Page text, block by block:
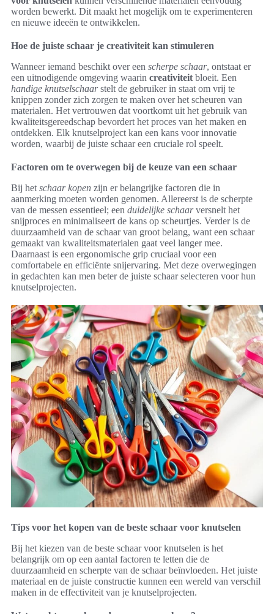
worden bewerkt. Dit maakt het mogelijk om te experimenteren
en nieuwe ideeën te ontwikkelen.
Hoe de juiste schaar je creativiteit kan stimuleren
Wanneer iemand beschikt over een scherpe schaar, ontstaat er
een uitnodigende omgeving waarin creativiteit bloeit. Een
handige knutselschaarstelt de gebruiker in staat om vrij te
knippen zonder zich zorgen te maken over het scheuren van
materialen. Het vertrouwen dat voortkomt uit het gebruik van
kwaliteitsgereedschap bevordert het proces van het maken en
ontdekken. Elk knutselproject kan een kans voor innovatie
worden, waarbij de juiste schaar een cruciale rol speelt.
Factoren om te overwegen bij de keuze van een schaar
Bij het schaar kopen zijn er belangrijke factoren die in
aanmerking moeten worden genomen. Allereerst is de scherpte
van de messen essentieel; een duidelijke schaarversnelt het
snijproces en minimaliseert de kans op scheurtjes. Verder is de
duurzaamheid van de schaar van groot belang, want een schaar
gemaakt van kwaliteitsmaterialen gaat veel langer mee.
Daarnaast is een ergonomische grip cruciaal voor een
comfortabele en efficiënte snijervaring. Met deze overwegingen
in gedachten kan men beter de juiste schaar selecteren voor hun
knutselprojecten.
Tips voor het kopen van de beste schaar voor knutselen
Bij het kiezen van de beste schaar voor knutselen is het
belangrijk om op een aantal factoren te letten die de
duurzaamheid en scherpte van de schaar beïnvloeden. Het juiste
materiaal en de juiste constructie kunnen een wereld van verschil
maken in de effectiviteit van je knutselprojecten.